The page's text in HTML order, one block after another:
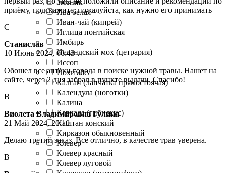
Ива белая
Иван-чай (кипрей)
Иглица понтийская
Имбирь
Исландский мох (цетрария)
Иссоп
Йохимбе
Калган (лапчатка прямостоячая)
Календула (ноготки)
Калина
Каркаде (гибискус)
Каштан конский
Кирказон обыкновенный
Клевер
Клевер красный
Клевер луговой
приёму, подскажите, пожалуйста, как нужно его принимать
С
Станислав
10 Июнь 2024, 00:43
Обошел все аптеки города в поиске нужной травы. Нашет на
сайте, через 2 дня забрал в пункте выдачи. Спасибо!
В
Виолета Владимировна Гулина
21 Май 2024, 20:10
Делаю третий заказ. Все отлично, в качестве трав уверена.
В